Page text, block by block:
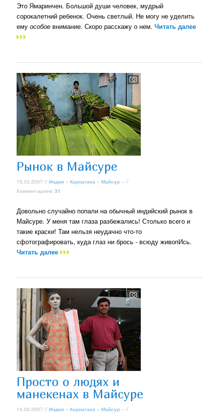
Это Ямаринчен. Большой души человек, мудрый
сорокалетний ребенок. Очень светлый. Не могу не уделить
емуособое внимание. Скоро расскажу о нем.Читать далее
Рынок в Майсуре
15.03.2007 //Индия »Карнатака »Майсур » //
Комментариев:31
Довольно случайно попали на обычный индийский рынок в
Майсуре. У меня там глаза разбежались! Столько всего и
такие краски! Там нельзя неудачно что-то
сфотографировать, куда глаз ни брось - всюду живопИсь.
Читать далее
Просто о людях и
манекенах в Майсуре
14.03.2007 //Индия »Карнатака »Майсур » //